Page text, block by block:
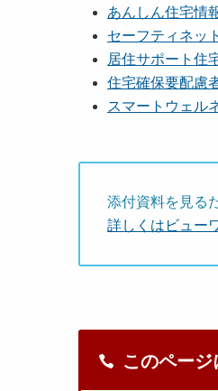
あんしん住宅情
セーフティネッ
居住サポート住
住宅確保要配慮
スマートウェル
添付資料を見る
詳しくはビュー
このペー